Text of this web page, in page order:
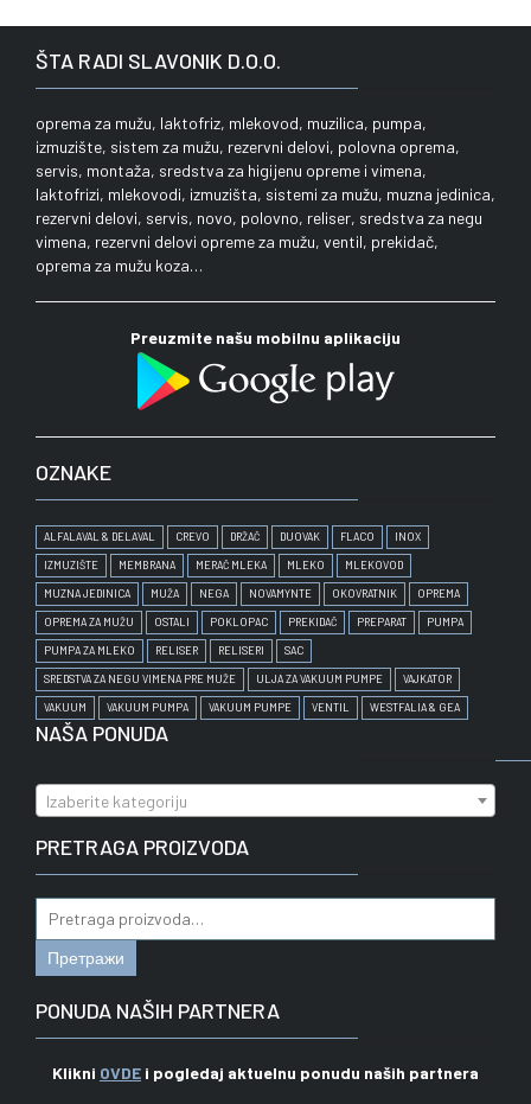
ŠTA RADI SLAVONIK D.O.O.
oprema za mužu, laktofriz, mlekovod, muzilica, pumpa,
izmuzište, sistem za mužu, rezervni delovi, polovna oprema,
servis, montaža, sredstva za higijenu opreme i vimena,
laktofrizi, mlekovodi, izmuzišta, sistemi za mužu, muzna jedinica,
rezervni delovi, servis, novo, polovno, reliser, sredstva za negu
vimena, rezervni delovi opreme za mužu, ventil, prekidač,
oprema za mužu koza…
Preuzmite našu mobilnu aplikaciju
OZNAKE
ALFALAVAL & DELAVAL CREVO DRŽAČ DUOVAK FLACO INOX
IZMUZIŠTE MEMBRANA MERAČ MLEKA MLEKO MLEKOVOD
MUZNA JEDINICA MUŽA NEGA NOVAMYNTE OKOVRATNIK OPREMA
OPREMA ZA MUŽU OSTALI POKLOPAC PREKIDAČ PREPARAT PUMPA
PUMPA ZA MLEKO RELISER RELISERI SAC
SREDSTVA ZA NEGU VIMENA PRE MUŽE ULJA ZA VAKUUM PUMPE VAJKATOR
VAKUUM VAKUUM PUMPA VAKUUM PUMPE VENTIL WESTFALIA & GEA
NAŠA PONUDA
Izaberite kategoriju
PRETRAGA PROIZVODA
Pretraga
Претражи
PONUDA NAŠIH PARTNERA
Klikni OVDE i pogledaj aktuelnu ponudu naših partnera